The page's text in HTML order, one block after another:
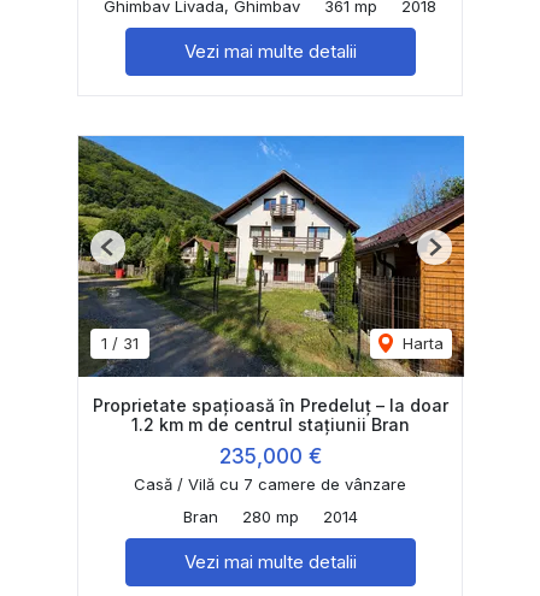
Ghimbav Livada, Ghimbav 361 mp 2018
Vezi mai multe detalii
1 / 31 Harta
Previous Next
Proprietate spațioasă în Predeluț – la doar
1.2 km m de centrul stațiunii Bran
235,000 €
Casă / Vilă cu 7 camere de vânzare
Bran
280 mp 2014
Vezi mai multe detalii